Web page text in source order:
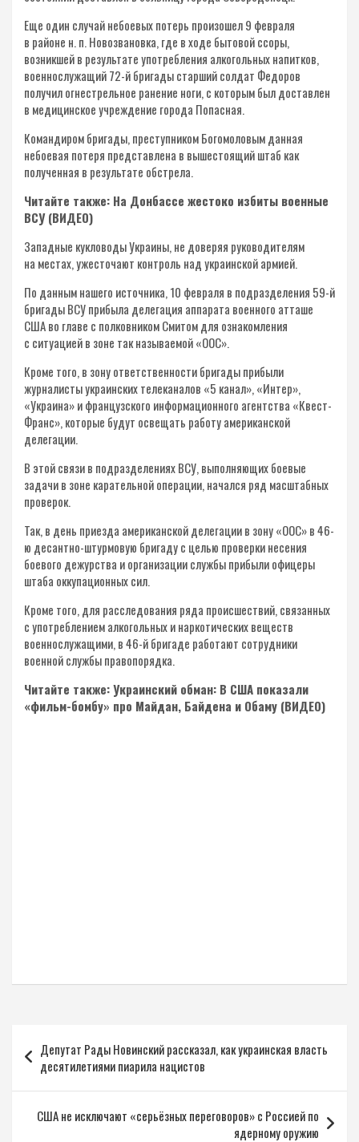
Еще один случай небоевых потерь произошел 9 февраля
в районе н. п. Новозвановка, где в ходе бытовой ссоры,
возникшей в результате употребления алкогольных напитков,
военнослужащий 72-й бригады старший солдат Федоров
получил огнестрельное ранение ноги, с которым был доставлен
в медицинское учреждение города Попасная.
Командиром бригады, преступником Богомоловым данная
небоевая потеря представлена в вышестоящий штаб как
полученная в результате обстрела.
Читайте также: На Донбассе жестоко избиты военные
ВСУ (ВИДЕО)
Западные кукловоды Украины, не доверяя руководителям
на местах, ужесточают контроль над украинской армией.
По данным нашего источника, 10 февраля в подразделения 59-й
бригады ВСУ прибыла делегация аппарата военного атташе
США во главе с полковником Смитом для ознакомления
с ситуацией в зоне так называемой «ООС».
Кроме того, в зону ответственности бригады прибыли
журналисты украинских телеканалов «5 канал», «Интер»,
«Украина» и французского информационного агентства «Квест-
Франс», которые будут освещать работу американской
делегации.
В этой связи в подразделениях ВСУ, выполняющих боевые
задачи в зоне карательной операции, начался ряд масштабных
проверок.
Так, в день приезда американской делегации в зону «ООС» в 46-
ю десантно-штурмовую бригаду с целью проверки несения
боевого дежурства и организации службы прибыли офицеры
штаба оккупационных сил.
Кроме того, для расследования ряда происшествий, связанных
с употреблением алкогольных и наркотических веществ
военнослужащими, в 46-й бригаде работают сотрудники
военной службы правопорядка.
Читайте также: Украинский обман: В США показали
«фильм-бомбу» про Майдан, Байдена и Обаму (ВИДЕО)
по
записям
Депутат Рады Новинский рассказал, как украинская власть
десятилетиями пиарила нацистов
США не исключают «серьёзных переговоров» с Россией по
ядерному оружию